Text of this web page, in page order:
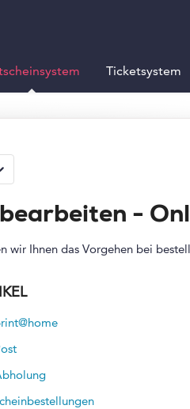
Ticketsystem
-
wir Ihnen das Vorgehen bei